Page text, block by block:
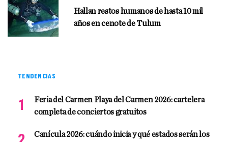
Hallan restos humanos de hasta 10 mil
años en cenote de Tulum
TENDENCIAS
Feria del Carmen Playa del Carmen 2026: cartelera
completa de conciertos gratuitos
Canícula 2026: cuándo inicia y qué estados serán los